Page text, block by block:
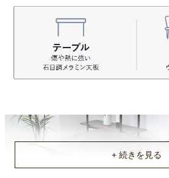
【配送目安：9月下旬以降】
残りわずか
【配送目安：10月上旬以降】
約幅56×奥行60×高さ77×座面高48.5(cm)